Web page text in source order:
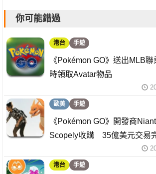
你可能錯過
港台 手遊
《Pokémon GO》送出MLB
時領取Avatar物品
歐美 手遊
《Pokémon GO》開發商
Scopely收購 35億美元交易
港台 手遊